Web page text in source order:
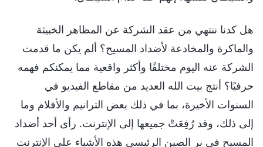
هل كدنا ننتهي من عقد الشركة عن المظاهر الخبيثة
والماكرة والمخادعة لأضداد المسيح؟ ألم يكن ما قدمت
الشركة عنه اليوم مختلفًا وأكثر واقعية مما يمكنكم فهمه
حرفيًا؟ أنتج بيت الله العديد من مقاطع الفيديو في
السنوات الأخيرة، بما في ذلك بعض الترانيم والأفلام وما
إلى ذلك، وقد رُفِعَتْ جميعها إلى الإنترنت. رأى أحد أضداد
المسيح في بر الصين الرئيسي هذه الأشياء على الإنترنت